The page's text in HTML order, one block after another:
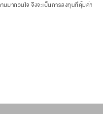
มากวนใจ จึงจะเป็นการลงทุนที่คุ้มค่า